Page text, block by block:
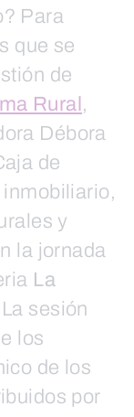
Para
que se
de
Rural ,
Débora
de
inmobiliario,
y
la jornada
La
La sesión
los
de los
por